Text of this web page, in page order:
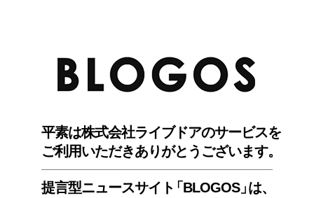
平素は株式会社ライブドアのサービスを
ご利用いただきありがとうございます。
提言型ニュースサイ ト「BLOGOS」は、